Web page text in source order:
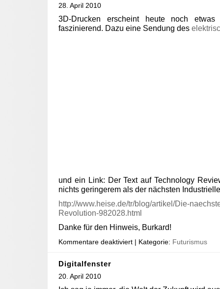
28. April 2010
3D-Drucken erscheint heute noch
faszinierend. Dazu eine Sendung des
und ein Link: Der Text auf Technology
nichts geringerem als der nächsten
http://www.heise.de/tr/blog/artikel/Die-
Revolution-982028.html
Danke für den Hinweis, Burkard!
Kommentare deaktiviert | Kategorie: Futurismus
Digitalfenster
20. April 2010